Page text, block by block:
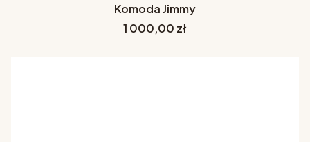
Komoda Jimmy
Cena
1 000,00 zł